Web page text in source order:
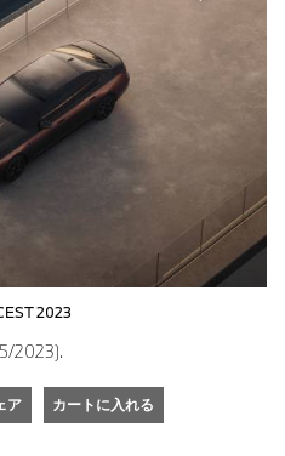
2023
2023).
ア カートに入れる